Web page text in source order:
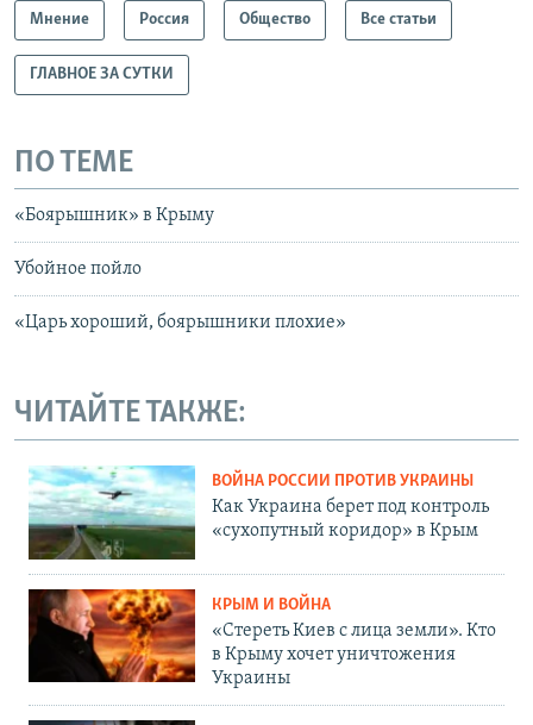
Мнение Россия Общество Все статьи
ГЛАВНОЕ ЗА СУТКИ
ПО ТЕМЕ
«Боярышник» в Крыму
Убойное пойло
«Царь хороший, боярышники плохие»
ЧИТАЙТЕ ТАКЖЕ:
ВОЙНА РОССИИ ПРОТИВ УКРАИНЫ
Как Украина берет под контроль
«сухопутный коридор» в Крым
КРЫМ И ВОЙНА
«Стереть Киев с лица земли». Кто
в Крыму хочет уничтожения
Украины